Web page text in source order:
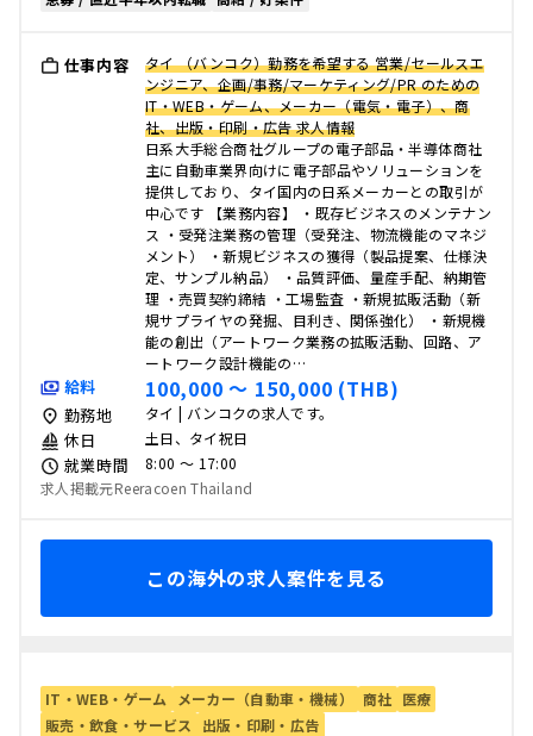
仕事内容
タイ （バンコク）勤務を希望する 営業/セールスエ
ンジニア、企画/事務/マーケティング/PR のための
IT・WEB・ゲーム、メーカー（電気・電子）、商
社、出版・印刷・広告 求人情報
日系大手総合商社グループの電子部品・半導体商社
主に自動車業界向けに電子部品やソリューションを
提供しており、タイ国内の日系メーカーとの取引が
中心です 【業務内容】 ・既存ビジネスのメンテナン
ス ・受発注業務の管理（受発注、物流機能のマネジ
メント） ・新規ビジネスの獲得（製品提案、仕様決
定、サンプル納品） ・品質評価、量産手配、納期管
理 ・売買契約締結 ・工場監査 ・新規拡販活動（新
規サプライヤの発掘、目利き、関係強化） ・新規機
能の創出（アートワーク業務の拡販活動、回路、ア
ートワーク設計機能の…
給料 100,000 〜 150,000 (THB)
勤務地 タイ | バンコクの求人です。
休日 土日、タイ祝日
就業時間
8:00 〜 17:00
求人掲載元Reeracoen Thailand
この海外の求人案件を見る
IT・WEB・ゲーム メーカー（自動車・機械） 商社 医療
販売・飲食・サービス
出版・印刷・広告